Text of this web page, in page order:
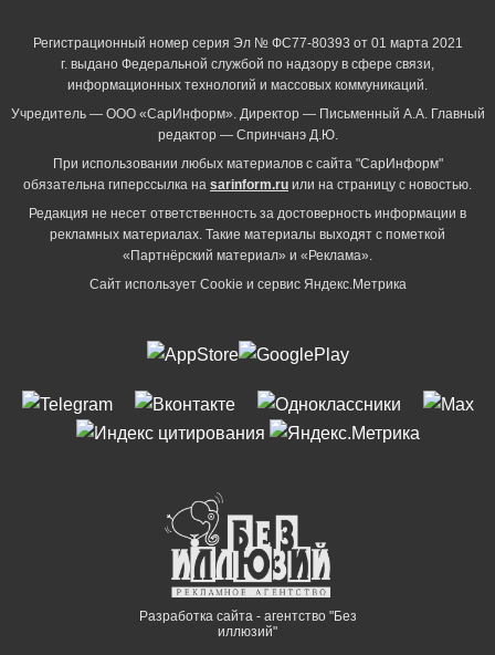
Регистрационный номер серия Эл № ФС77-80393 от 01 марта 2021
г. выдано Федеральной службой по надзору в сфере связи,
информационных технологий и массовых коммуникаций.
Учредитель — ООО «СарИнформ». Директор — Письменный А.А. Главный
редактор — Спринчанэ Д.Ю.
При использовании любых материалов с сайта "СарИнформ"
обязательна гиперссылка на sarinform.ru или на страницу с новостью.
Редакция не несет ответственность за достоверность информации в
рекламных материалах. Такие материалы выходят с пометкой
«Партнёрский материал» и «Реклама».
Сайт использует Cookie и сервиc Яндекс.Метрика
Разработка сайта - агентство "Без
иллюзий"